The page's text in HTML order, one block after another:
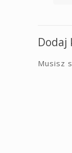
Dodaj
Musisz